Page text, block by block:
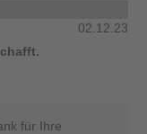
02.12.23
für Ihre